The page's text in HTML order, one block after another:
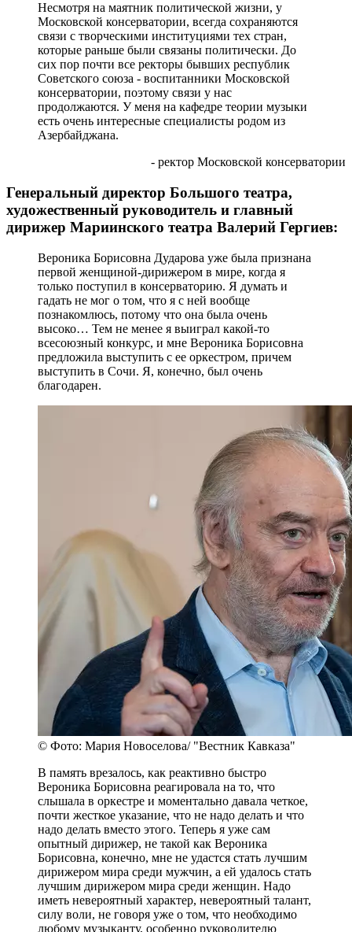
Несмотря на маятник политической жизни, у
Московской консерватории, всегда сохраняются
связи с творческими институциями тех стран,
которые раньше были связаны политически. До
сих пор почти все ректоры бывших республик
Советского союза - воспитанники Московской
консерватории, поэтому связи у нас
продолжаются. У меня на кафедре теории музыки
есть очень интересные специалисты родом из
Азербайджана.
- ректор Московской консерватории
Генеральный директор Большого театра,
художественный руководитель и главный
дирижер Мариинского театра Валерий Гергиев:
Вероника Борисовна Дударова уже была признана
первой женщиной-дирижером в мире, когда я
только поступил в консерваторию. Я думать и
гадать не мог о том, что я с ней вообще
познакомлюсь, потому что она была очень
высоко… Тем не менее я выиграл какой-то
всесоюзный конкурс, и мне Вероника Борисовна
предложила выступить с ее оркестром, причем
выступить в Сочи. Я, конечно, был очень
благодарен.
© Фото: Мария Новоселова/ "Вестник Кавказа"
В память врезалось, как реактивно быстро
Вероника Борисовна реагировала на то, что
слышала в оркестре и моментально давала четкое,
почти жесткое указание, что не надо делать и что
надо делать вместо этого. Теперь я уже сам
опытный дирижер, не такой как Вероника
Борисовна, конечно, мне не удастся стать лучшим
дирижером мира среди мужчин, а ей удалось стать
лучшим дирижером мира среди женщин. Надо
иметь невероятный характер, невероятный талант,
силу воли, не говоря уже о том, что необходимо
любому музыканту, особенно руководителю